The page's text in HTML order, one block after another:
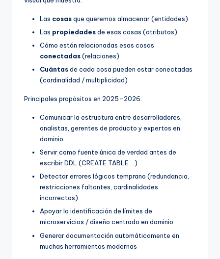
Las cosasque queremos almacenar (entidades)
Las propiedadesde esas cosas (atributos)
Cómo están relacionadas esas cosas
conectadas(relaciones)
Cuántasde cada cosa pueden estar conectadas
(cardinalidad / multiplicidad)
Principales propósitos en 2025–2026:
Comunicar la estructura entre desarrolladores,
analistas, gerentes de producto y expertos en
dominio
Servir como fuente única de verdad antes de
escribir DDL (CREATE TABLE …)
Detectar errores lógicos temprano (redundancia,
restricciones faltantes, cardinalidades
incorrectas)
Apoyar la identificación de límites de
microservicios / diseño centrado en dominio
Generar documentación automáticamente en
muchas herramientas modernas